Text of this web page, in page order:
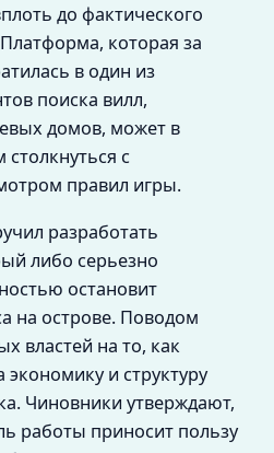
до фактического
которая за
в один из
поиска вилл,
домов, может в
с
правил игры.
разработать
либо серьезно
остановит
на острове. Поводом
властей на то, как
и структуру
Чиновники утверждают,
работы приносит пользу